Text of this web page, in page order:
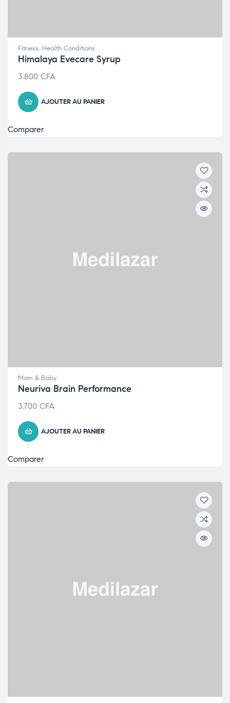
Fitness, Health Conditions
Himalaya Evecare Syrup
3.800 CFA
AJOUTER AU PANIER
Comparer
Mom & Baby
Neuriva Brain Performance
3.700 CFA
AJOUTER AU PANIER
Comparer